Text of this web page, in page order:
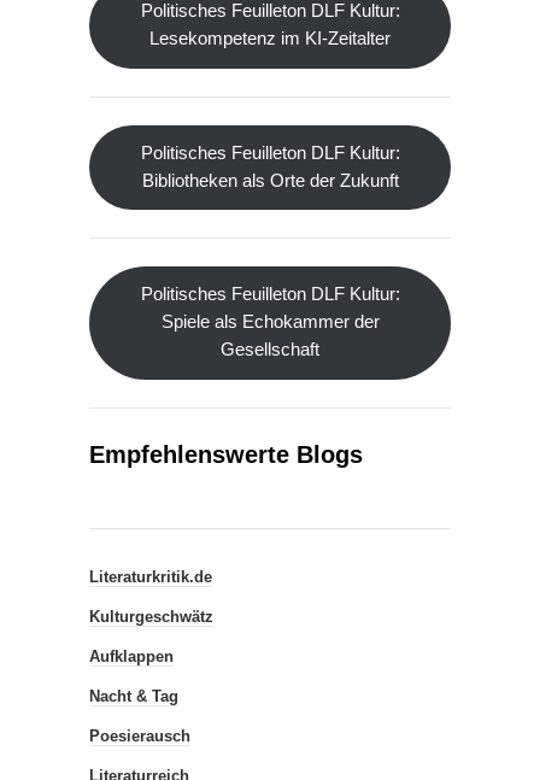
Politisches Feuilleton DLF Kultur:
Lesekompetenz im KI-Zeitalter
Politisches Feuilleton DLF Kultur:
Bibliotheken als Orte der Zukunft
Politisches Feuilleton DLF Kultur:
Spiele als Echokammer der
Gesellschaft
Empfehlenswerte Blogs
Literaturkritik.de
Kulturgeschwätz
Aufklappen
Nacht & Tag
Poesierausch
Literaturreich